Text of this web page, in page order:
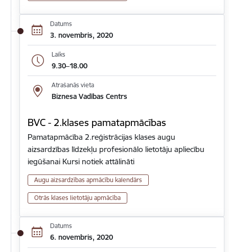
Datums
3. novembris, 2020
Laiks
9.30–18.00
Atrašanās vieta
Biznesa Vadības Centrs
BVC - 2.klases pamatapmācības
Pamatapmācība 2.reģistrācijas klases augu
aizsardzības līdzekļu profesionālo lietotāju apliecību
iegūšanai Kursi notiek attālināti
Augu aizsardzības apmācību kalendārs
Otrās klases lietotāju apmācība
Datums
6. novembris, 2020